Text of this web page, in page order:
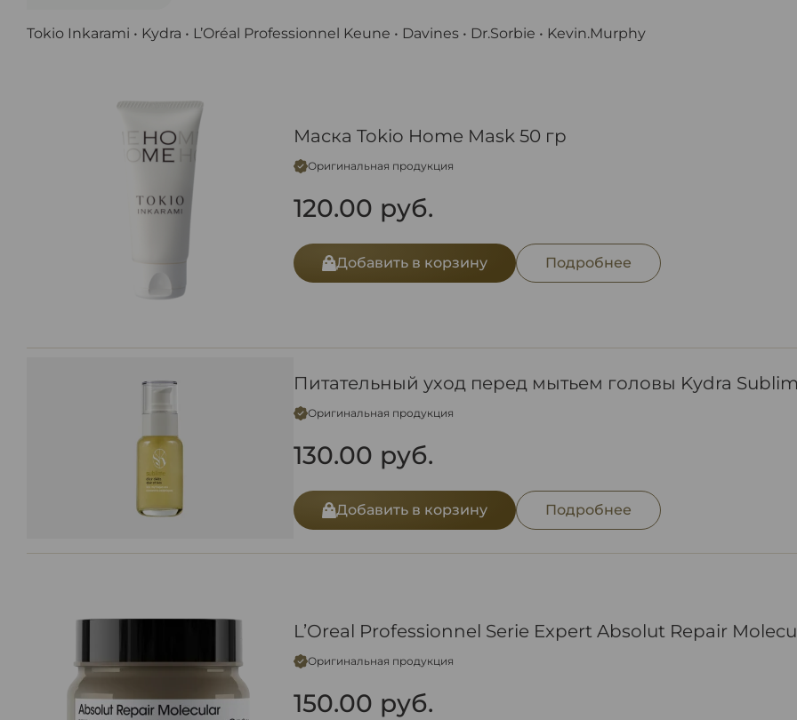
Tokio Inkarami • Kydra • L’Oréal Professionnel Keune • Davines • Dr.Sorbie • Kevin.Murphy
Маска Tokio Home Mask 50 гр
Оригинальная продукция
120.00 руб.
Добавить в корзину Подробнее
Питательный уход перед мытьем головы Kydra
Оригинальная продукция
130.00 руб.
Добавить в корзину Подробнее
L’Oreal Professionnel Serie Expert Absolut Repair
Оригинальная продукция
150.00 руб.